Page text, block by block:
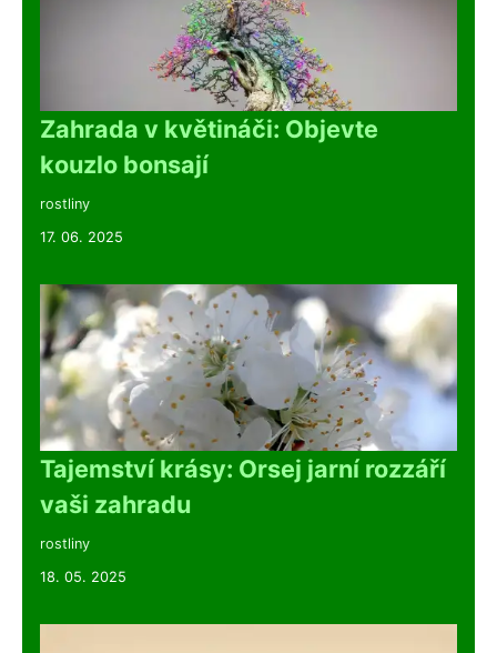
Zahrada v květináči: Objevte
kouzlo bonsají
rostliny
17. 06. 2025
Tajemství krásy: Orsej jarní rozzáří
vaši zahradu
rostliny
18. 05. 2025